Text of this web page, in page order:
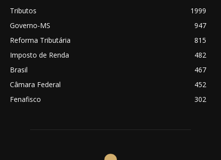
Tributos
1999
Governo-MS
947
Reforma Tributária
815
Imposto de Renda
482
Brasil
467
Câmara Federal
452
Fenafisco
302